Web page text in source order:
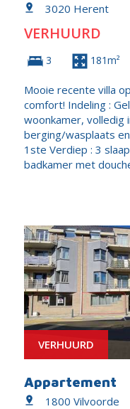
3020 Herent
VERHUURD
3 181m²
Mooie recente villa
comfort! Indeling :
woonkamer, volledig
berging/wasplaats
1ste Verdiep : 3
badkamer met
VERHUURD
Appartement
1800 Vilvoorde